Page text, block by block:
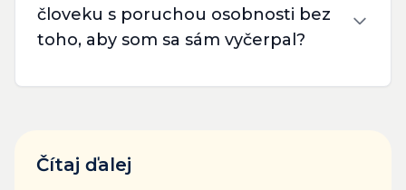
človeku s poruchou osobnosti bez
toho, aby som sa sám vyčerpal?
Čítaj ďalej